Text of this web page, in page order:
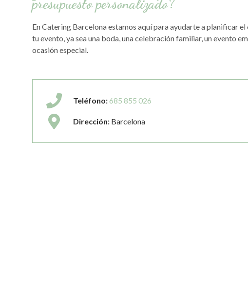
presupuesto personalizado?
En Catering Barcelona estamos aquí para ayudarte a planificar
tu evento, ya sea una boda, una celebración familiar, un evento
ocasión especial.
Teléfono:685 855 026
Dirección: Barcelona